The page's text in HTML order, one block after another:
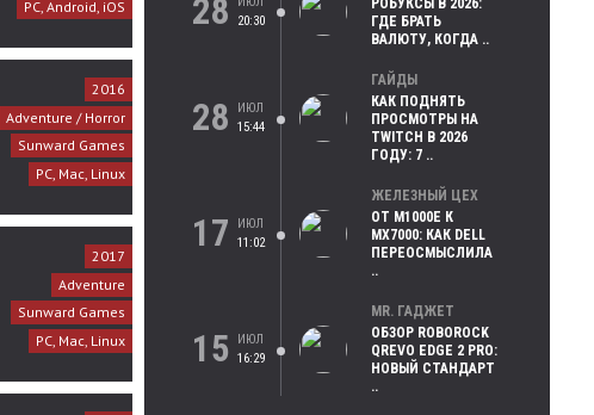
PC, Android, iOS
2016
Adventure / Horror
Sunward Games
PC, Mac, Linux
2017
Adventure
Sunward Games
PC, Mac, Linux
28
20:30
РОБУКСЫ В 2026:
ГДЕ БРАТЬ
ВАЛЮТУ, КОГДА ..
28
ИЮЛ
15:44
ГАЙДЫ
КАК ПОДНЯТЬ
ПРОСМОТРЫ НА
TWITCH В 2026
ГОДУ: 7 ..
17
ИЮЛ
11:02
ЖЕЛЕЗНЫЙ ЦЕХ
ОТ M1000E К
MX7000: КАК DELL
ПЕРЕОСМЫСЛИЛА
..
15
ИЮЛ
16:29
MR. ГАДЖЕТ
ОБЗОР ROBOROCK
QREVO EDGE 2 PRO:
НОВЫЙ СТАНДАРТ
..